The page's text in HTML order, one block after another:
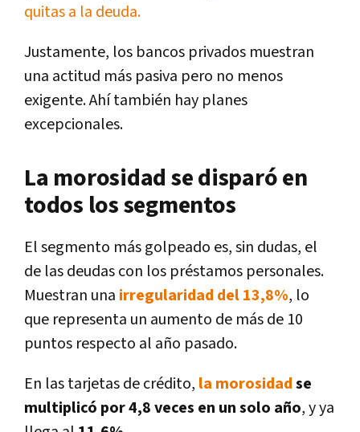
quitas a la deuda.
Justamente, los bancos privados muestran
una actitud más pasiva pero no menos
exigente. Ahí también hay planes
excepcionales.
La morosidad se disparó en
todos los segmentos
El segmento más golpeado es, sin dudas, el
de las deudas con los préstamos personales.
Muestran una irregularidad del 13,8%, lo
que representa un aumento de más de 10
puntos respecto al año pasado.
En las tarjetas de crédito, la morosidadse
multiplicó por 4,8 veces en un solo año, y ya